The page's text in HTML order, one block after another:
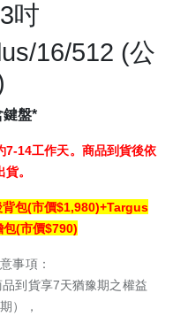
吋
16/512 (公
鍵盤*
7-14工作天。商品到貨後依
。
包(市價$1,980)+Targus
(市價$790)
事項：
到貨享7天猶豫期之權益
），